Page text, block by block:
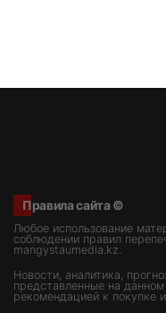
Правила сайта ©
Любое использование
соблюдении правил
mangystaumedia.kz.
Новости, аналитика,
представленные на
рекомендацией к покупке